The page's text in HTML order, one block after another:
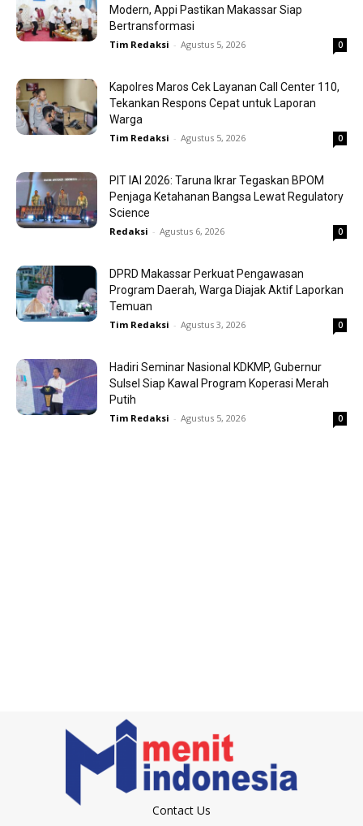
Modern, Appi Pastikan Makassar Siap
Bertransformasi
Tim Redaksi - Agustus 5, 2026 0
Kapolres Maros Cek Layanan Call Center 110,
Tekankan Respons Cepat untuk Laporan
Warga
Tim Redaksi - Agustus 5, 2026 0
PIT IAI 2026: Taruna Ikrar Tegaskan BPOM
Penjaga Ketahanan Bangsa Lewat Regulatory
Science
Redaksi - Agustus 6, 2026 0
DPRD Makassar Perkuat Pengawasan
Program Daerah, Warga Diajak Aktif Laporkan
Temuan
Tim Redaksi - Agustus 3, 2026 0
Hadiri Seminar Nasional KDKMP, Gubernur
Sulsel Siap Kawal Program Koperasi Merah
Putih
Tim Redaksi - Agustus 5, 2026 0
Contact Us